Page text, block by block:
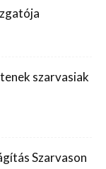
szarvasiak
Szarvason